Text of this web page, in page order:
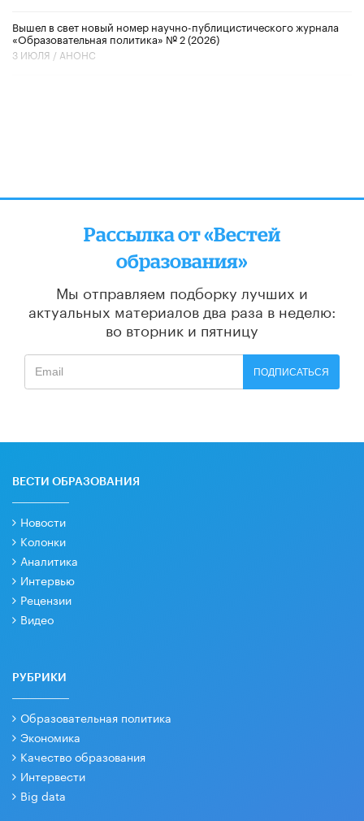
Вышел в свет новый номер научно-публицистического журнала
«Образовательная политика» № 2 (2026)
3 ИЮЛЯ / АНОНС
Рассылка от «Вестей
образования»
Мы отправляем подборку лучших и
актуальных материалов два раза в неделю:
во вторник и пятницу
ПОДПИСАТЬСЯ
ВЕСТИ ОБРАЗОВАНИЯ
Новости
Колонки
Аналитика
Интервью
Рецензии
Видео
РУБРИКИ
Образовательная политика
Экономика
Качество образования
Интервести
Big data